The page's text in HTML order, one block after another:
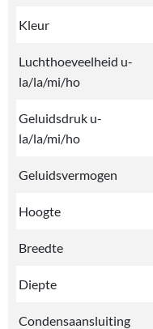
Kleur
Luchthoeveelheid u-
la/la/mi/ho
Geluidsdruk u-
la/la/mi/ho
Geluidsvermogen
Hoogte
Breedte
Diepte
Condensaansluiting